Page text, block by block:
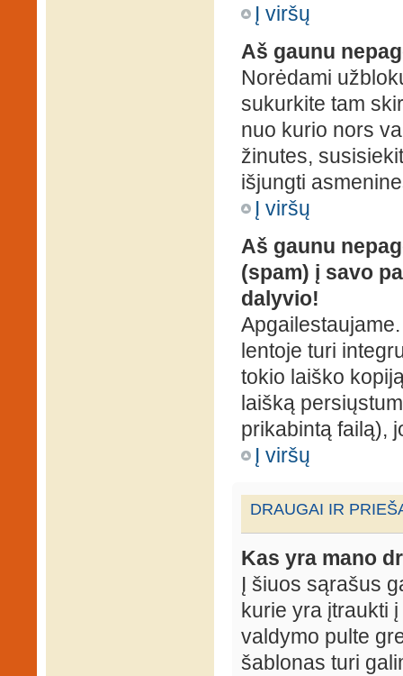
Į viršų
Aš gaunu
Norėdami
sukurkite tam
nuo kurio nors
žinutes,
išjungti
Į viršų
Aš gaunu
(spam) į savo
dalyvio!
lentoje turi
tokio laiško
laišką
prikabintą failą),
Į viršų
DRAUGAI IR
Kas yra mano
Į šiuos sąrašus
kurie yra įtraukti
valdymo pulte
šablonas turi